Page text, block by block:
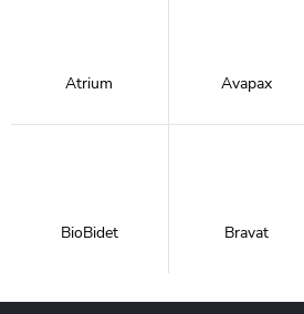
Atrium Avapax
BioBidet Bravat